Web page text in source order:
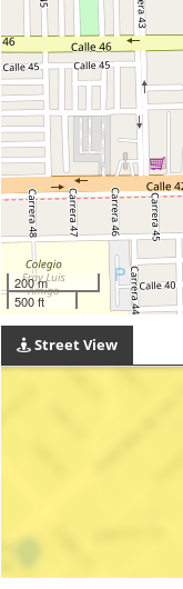
200 m
500 ft
Street View